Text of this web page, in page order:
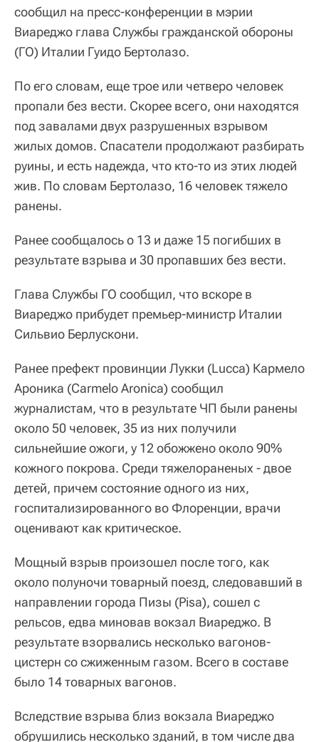
сообщил на пресс-конференции в мэрии
Виареджо глава Службы гражданской обороны
(ГО) Италии Гуидо Бертолазо.
По его словам, еще трое или четверо человек
пропали без вести. Скорее всего, они находятся
под завалами двух разрушенных взрывом
жилых домов. Спасатели продолжают разбирать
руины, и есть надежда, что кто-то из этих людей
жив. По словам Бертолазо, 16 человек тяжело
ранены.
Ранее сообщалось о 13 и даже 15 погибших в
результате взрыва и 30 пропавших без вести.
Глава Службы ГО сообщил, что вскоре в
Виареджо прибудет премьер-министр Италии
Сильвио Берлускони.
Ранее префект провинции Лукки (Lucca) Кармело
Ароника (Carmelo Aronica) сообщил
журналистам, что в результате ЧП были ранены
около 50 человек, 35 из них получили
сильнейшие ожоги, у 12 обожжено около 90%
кожного покрова. Среди тяжелораненых - двое
детей, причем состояние одного из них,
госпитализированного во Флоренции, врачи
оценивают как критическое.
Мощный взрыв произошел после того, как
около полуночи товарный поезд, следовавший в
направлении города Пизы (Pisa), сошел с
рельсов, едва миновав вокзал Виареджо. В
результате взорвались несколько вагонов-
цистерн со сжиженным газом. Всего в составе
было 14 товарных вагонов.
Вследствие взрыва близ вокзала Виареджо
обрушились несколько зданий, в том числе два